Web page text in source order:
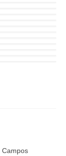
Campos